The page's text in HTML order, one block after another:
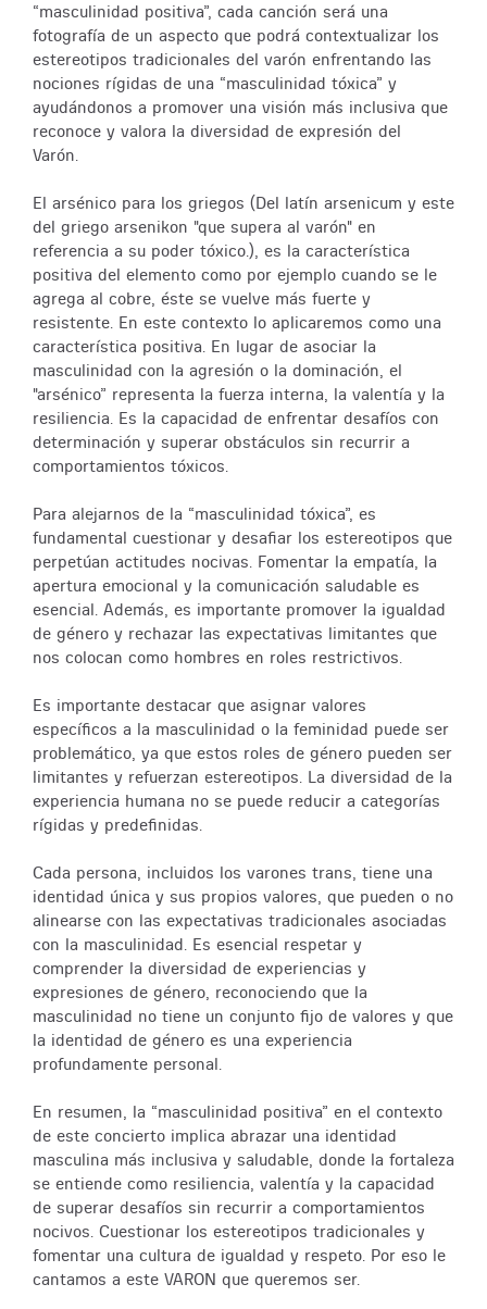
“masculinidad positiva”, cada canción será una
fotografía de un aspecto que podrá contextualizar los
estereotipos tradicionales del varón enfrentando las
nociones rígidas de una “masculinidad tóxica” y
ayudándonos a promover una visión más inclusiva que
reconoce y valora la diversidad de expresión del
Varón.
El arsénico para los griegos (Del latín arsenicum y este
del griego arsenikon "que supera al varón" en
referencia a su poder tóxico.), es la característica
positiva del elemento como por ejemplo cuando se le
agrega al cobre, éste se vuelve más fuerte y
resistente. En este contexto lo aplicaremos como una
característica positiva. En lugar de asociar la
masculinidad con la agresión o la dominación, el
"arsénico” representa la fuerza interna, la valentía y la
resiliencia. Es la capacidad de enfrentar desafíos con
determinación y superar obstáculos sin recurrir a
comportamientos tóxicos.
Para alejarnos de la “masculinidad tóxica”, es
fundamental cuestionar y desafiar los estereotipos que
perpetúan actitudes nocivas. Fomentar la empatía, la
apertura emocional y la comunicación saludable es
esencial. Además, es importante promover la igualdad
de género y rechazar las expectativas limitantes que
nos colocan como hombres en roles restrictivos.
Es importante destacar que asignar valores
específicos a la masculinidad o la feminidad puede ser
problemático, ya que estos roles de género pueden ser
limitantes y refuerzan estereotipos. La diversidad de la
experiencia humana no se puede reducir a categorías
rígidas y predefinidas.
Cada persona, incluidos los varones trans, tiene una
identidad única y sus propios valores, que pueden o no
alinearse con las expectativas tradicionales asociadas
con la masculinidad. Es esencial respetar y
comprender la diversidad de experiencias y
expresiones de género, reconociendo que la
masculinidad no tiene un conjunto fijo de valores y que
la identidad de género es una experiencia
profundamente personal.
En resumen, la “masculinidad positiva” en el contexto
de este concierto implica abrazar una identidad
masculina más inclusiva y saludable, donde la fortaleza
se entiende como resiliencia, valentía y la capacidad
de superar desafíos sin recurrir a comportamientos
nocivos. Cuestionar los estereotipos tradicionales y
fomentar una cultura de igualdad y respeto. Por eso le
cantamos a este VARON que queremos ser.